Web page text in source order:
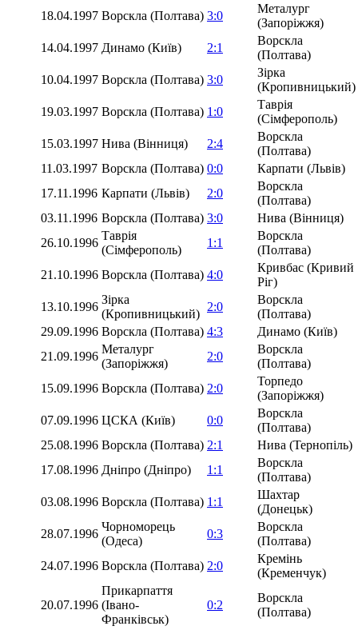
18.04.1997 Ворскла (Полтава) 3:0
Металург
(Запоріжжя)
14.04.1997 Динамо (Київ) 2:1
Ворскла
(Полтава)
10.04.1997 Ворскла (Полтава) 3:0
Зірка
(Кропивницький)
19.03.1997 Ворскла (Полтава) 1:0
Таврія
(Сімферополь)
15.03.1997 Нива (Вінниця) 2:4
Ворскла
(Полтава)
11.03.1997 Ворскла (Полтава) 0:0
Карпати (Львів)
17.11.1996 Карпати (Львів) 2:0
Ворскла
(Полтава)
03.11.1996 Ворскла (Полтава) 3:0
Нива (Вінниця)
26.10.1996
Таврія
(Сімферополь)
1:1
Ворскла
(Полтава)
21.10.1996 Ворскла (Полтава) 4:0
Кривбас (Кривий
Ріг)
13.10.1996
Зірка
(Кропивницький)
2:0
Ворскла
(Полтава)
29.09.1996 Ворскла (Полтава) 4:3
Динамо (Київ)
21.09.1996
Металург
(Запоріжжя)
2:0
Ворскла
(Полтава)
15.09.1996 Ворскла (Полтава) 2:0
Торпедо
(Запоріжжя)
07.09.1996 ЦСКА (Київ) 0:0
Ворскла
(Полтава)
25.08.1996 Ворскла (Полтава) 2:1
Нива (Тернопіль)
17.08.1996 Дніпро (Дніпро) 1:1
Ворскла
(Полтава)
03.08.1996 Ворскла (Полтава) 1:1
Шахтар
(Донецьк)
28.07.1996
Чорноморець
(Одеса)
0:3
Ворскла
(Полтава)
24.07.1996 Ворскла (Полтава) 2:0
Кремінь
(Кременчук)
20.07.1996
Прикарпаття
(Івано-
Франківськ)
0:2
Ворскла
(Полтава)